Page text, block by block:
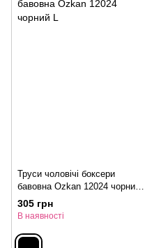
Труси чоловічі боксери
бавовна Ozkan 12024 чорний
L
305 грн
В наявності